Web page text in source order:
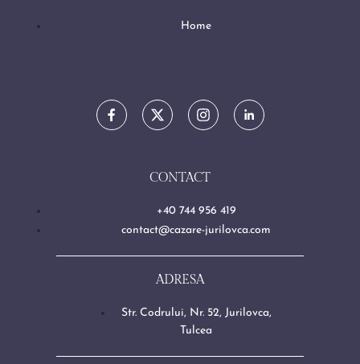
Home
CONTACT
+40 744 956 419
contact@cazare-jurilovca.com
ADRESA
Str. Codrului, Nr. 52, Jurilovca,
Tulcea